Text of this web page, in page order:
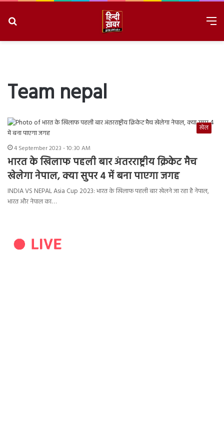
Team nepal
खेल
4 September 2023 - 10:30 AM
भारत के खिलाफ पहली बार अंतरराष्ट्रीय क्रिकेट मैच
खेलेगा नेपाल, क्या सुपर 4 में बना पाएगा जगह
INDIA VS NEPAL Asia Cup 2023: भारत के खिलाफ पहली बार खेलने जा रहा है नेपाल,
भारत और नेपाल का…